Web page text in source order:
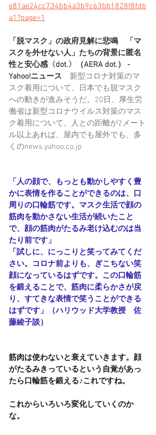
e81ae24cc734bb4a3b9c63bb1828f8fdb
a1?page=1
「脱マスク」の政府見解に悲鳴　「マ
スクを外せない人」たちの背景に匿名
性と安心感〈dot.〉（AERA dot.） -
Yahoo!ニュース 新型コロナ対策のマ
スク着用について、日本でも脱マスク
への動きが進みそうだ。20日、厚生労
働省は新型コロナウイルス対策のマス
ク着用について、人との距離が2メート
ル以上あれば、屋内でも屋外でも、多
くのnews.yahoo.co.jp
「人の顔で、もっとも動かしやすく豊
かに表情を作ることができるのは、口
周りの口輪筋です。マスク生活で顔の
筋肉を動かさない生活が続いたこと
で、顔の筋肉がたるみ老け込むのは当
たり前です」
「試しに、にっこりと笑ってみてくだ
さい。コロナ前よりも、ぎこちない笑
顔になっているはずです。この口輪筋
を鍛えることで、筋肉に柔らかさが戻
り、すてきな表情で笑うことができる
はずです」（ハリウッド大学教授　佐
藤綾子談）
筋肉は使わないと衰えていきます。顔
がたるみきっているという自覚があっ
たら口輪筋を鍛える♪これですね。
これからいろいろ変化していくのか
な。